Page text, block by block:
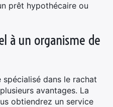
prêt hypothécaire ou
à un organisme de
spécialisé dans le rachat
avantages. La
obtiendrez un service